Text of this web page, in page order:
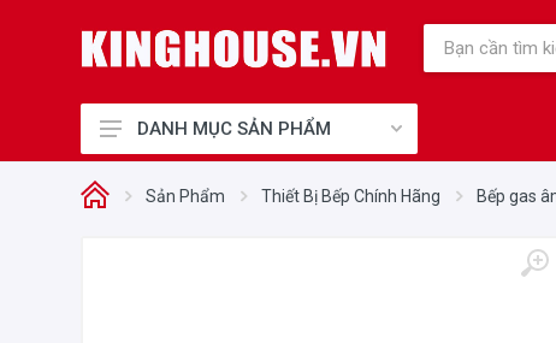
DANH MỤC SẢN PHẨM
Sản Phẩm Thiết Bị Bếp Chính Hãng Bếp gas